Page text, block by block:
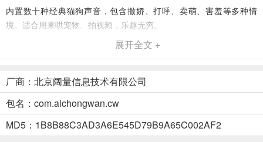
内置数十种经典猫狗声音，包含撒娇、打呼、卖萌、害羞等多种情
境。适合用来哄宠物、拍视频，乐趣无穷。
杂志风、油画艺术风、旅行大片风、健身主题风……让你家主子一秒
变身“封面明星”。
4、萌宠Q版手办
展开全文 +
厂商：北京阔量信息技术有限公司
包名：com.aichongwan.cw
MD5：1B8B88C3AD3A6E545D79B9A65C002AF2